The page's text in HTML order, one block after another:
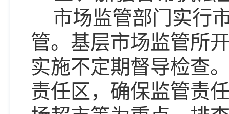
市场监管部门实行
管。基层市场监管所
实施不定期督导检查
责任区，确保监管责